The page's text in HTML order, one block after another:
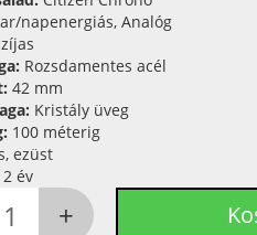
napenergiás, Analóg
Rozsdamentes acél
42 mm
Kristály üveg
100 méterig
ezüst
2 év